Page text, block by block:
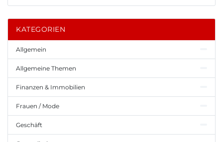
KATEGORIEN
Allgemein
Allgemeine Themen
Finanzen & Immobilien
Frauen / Mode
Geschäft